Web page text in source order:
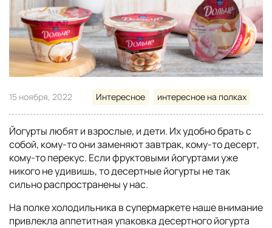
15 ноября, 2022 Интересное интересное на полках
Йогурты любят и взрослые, и дети. Их удобно брать с
собой, кому-то они заменяют завтрак, кому-то десерт,
кому-то перекус. Если фруктовыми йогуртами уже
никого не удивишь, то десертные йогурты не так
сильно распространены у нас.
На полке холодильника в супермаркете наше внимание
привлекла аппетитная упаковка десертного йогурта